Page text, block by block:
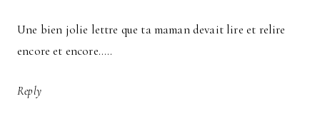
Une bien jolie lettre que ta maman devait lire et relire
encore et encore…..
Reply